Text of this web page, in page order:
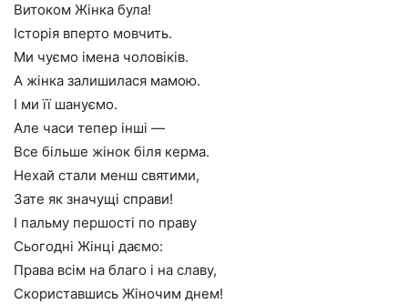
Витоком Жінка була!
Історія вперто мовчить.
Ми чуємо імена чоловіків.
А жінка залишилася мамою.
І ми її шануємо.
Але часи тепер інші —
Все більше жінок біля керма.
Нехай стали менш святими,
Зате як значущі справи!
І пальму першості по праву
Сьогодні Жінці даємо:
Права всім на благо і на славу,
Скориставшись Жіночим днем!